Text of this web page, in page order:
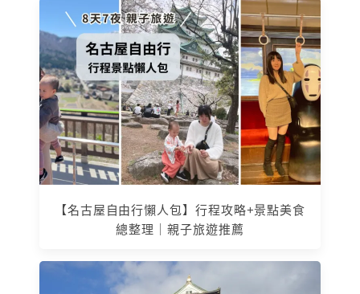
【名古屋自由行懶人包】行程攻略+景點美食
總整理｜親子旅遊推薦